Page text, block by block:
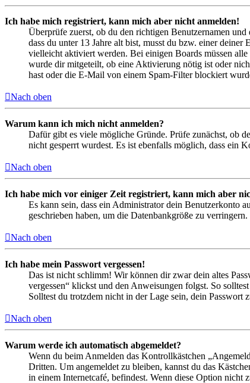
Ich habe mich registriert, kann mich aber nicht anmelden!
Überprüfe zuerst, ob du den richtigen Benutzernamen
dass du unter 13 Jahre alt bist, musst du bzw. einer
vielleicht aktiviert werden. Bei einigen Boards müssen
wurde dir mitgeteilt, ob eine Aktivierung nötig ist oder
hast oder die E-Mail von einem Spam-Filter blockiert
Nach oben
Warum kann ich mich nicht anmelden?
Dafür gibt es viele mögliche Gründe. Prüfe zunächst, ob
nicht gesperrt wurdest. Es ist ebenfalls möglich, dass ein
Nach oben
Ich habe mich vor einiger Zeit registriert, kann mich aber
Es kann sein, dass ein Administrator dein Benutzerkonto
geschrieben haben, um die Datenbankgröße zu
Nach oben
Ich habe mein Passwort vergessen!
Das ist nicht schlimm! Wir können dir zwar dein altes
vergessen“ klickst und den Anweisungen folgst. So
Solltest du trotzdem nicht in der Lage sein, dein
Nach oben
Warum werde ich automatisch abgemeldet?
Wenn du beim Anmelden das Kontrollkästchen
Dritten. Um angemeldet zu bleiben, kannst du das
in einem Internetcafé, befindest. Wenn diese Option